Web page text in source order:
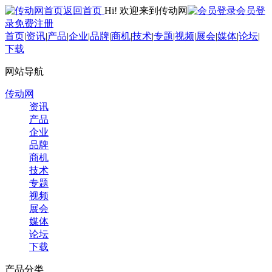
返回首页 Hi! 欢迎来到传动网
会员登
录免费注册
首页|资讯|产品|企业|品牌|商机|技术|专题|视频|展会|媒体|论坛|
下载
网站导航
传动网
资讯
产品
企业
品牌
商机
技术
专题
视频
展会
媒体
论坛
下载
产品分类